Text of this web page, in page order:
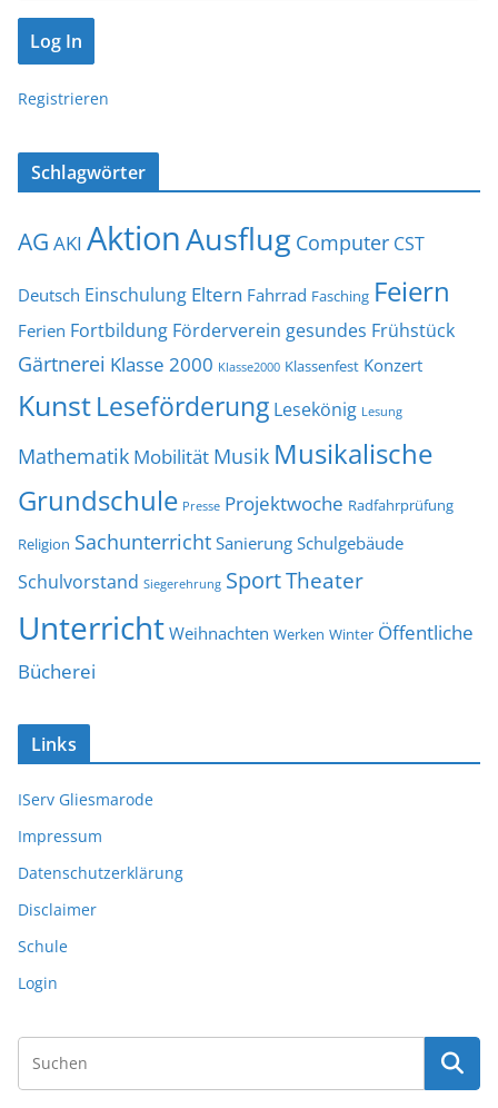
Registrieren
Schlagwörter
AG AKI AktionAusflug Computer CST
Deutsch Einschulung Eltern Fahrrad Fasching Feiern
Ferien Fortbildung Förderverein gesundes Frühstück
Gärtnerei Klasse 2000 Klasse2000 Klassenfest Konzert
KunstLeseförderung Lesekönig Lesung
Mathematik Mobilität Musik Musikalische
Grundschule Presse Projektwoche Radfahrprüfung
Religion Sachunterricht Sanierung Schulgebäude
Schulvorstand Siegerehrung SportTheater
Unterricht Weihnachten Werken Winter Öffentliche
Bücherei
Links
IServ Gliesmarode
Impressum
Datenschutzerklärung
Disclaimer
Schule
Login